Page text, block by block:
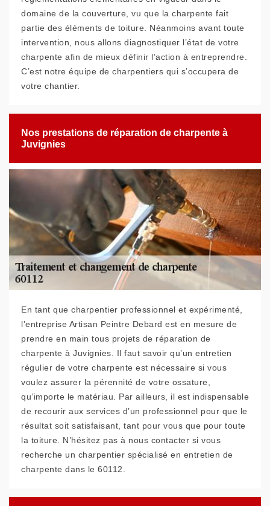
domaine de la couverture, vu que la charpente fait
partie des éléments de toiture. Néanmoins avant toute
intervention, nous allons diagnostiquer l’état de votre
charpente afin de mieux définir l’action à entreprendre.
C’est notre équipe de charpentiers qui s’occupera de
votre chantier.
Nos prestations de réparation de charpente à
Juvignies
En tant que charpentier professionnel et expérimenté,
l’entreprise Artisan Peintre Debard est en mesure de
prendre en main tous projets de réparation de
charpente à Juvignies. Il faut savoir qu’un entretien
régulier de votre charpente est nécessaire si vous
voulez assurer la pérennité de votre ossature,
qu’importe le matériau. Par ailleurs, il est indispensable
de recourir aux services d’un professionnel pour que le
résultat soit satisfaisant, tant pour vous que pour toute
la toiture. N’hésitez pas à nous contacter si vous
recherche un charpentier spécialisé en entretien de
charpente dans le 60112.